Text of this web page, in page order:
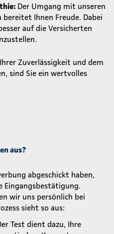
Der Umgang mit unseren
Ihnen Freude. Dabei
auf die Versicherten
Zuverlässigkeit und dem
sind Sie ein wertvolles
aus?
abgeschickt haben,
Eingangsbestätigung.
wir uns persönlich bei
sieht so aus:
Test dient dazu, Ihre